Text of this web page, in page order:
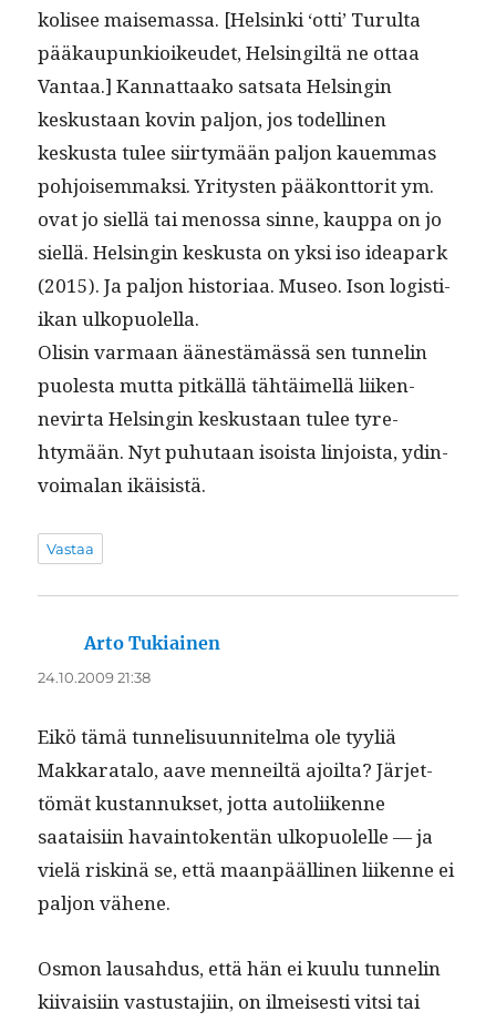
kolisee maise­mas­sa. [Helsin­ki ‘otti’ Turul­ta
pääkaupunkioikeudet, Helsingiltä ne ottaa
Van­taa.] Kan­nat­taako sat­sa­ta Helsin­gin
keskus­taan kovin paljon, jos todel­li­nen
keskus­ta tulee siir­tymään paljon kauem­mas
pohjoisem­mak­si. Yri­tys­ten pääkont­torit ym.
ovat jo siel­lä tai menos­sa sinne, kaup­pa on jo
siel­lä. Helsin­gin keskus­ta on yksi iso idea­park
(2015). Ja paljon his­to­ri­aa. Museo. Ison logis­ti­
ikan ulkopuolella.
Olisin var­maan äänestämässä sen tun­nelin
puoles­ta mut­ta pitkäl­lä tähtäimel­lä liiken­
nevir­ta Helsin­gin keskus­taan tulee tyre­
htymään. Nyt puhutaan isoista lin­joista, ydin­
voimalan ikäisistä.
Vastaa
Arto Tukiainen
24.10.2009 21:38
Eikö tämä tun­nelisu­un­nitel­ma ole tyyliä
Makkarat­a­lo, aave men­neiltä ajoil­ta? Jär­jet­
tömät kus­tan­nuk­set, jot­ta autoli­ikenne
saataisi­in havain­to­ken­tän ulkop­uolelle — ja
vielä riskinä se, että maan­päälli­nen liikenne ei
paljon vähene.
Osmon lausah­dus, että hän ei kuu­lu tun­nelin
kiivaisi­in vas­tus­ta­ji­in, on ilmeis­es­ti vit­si tai